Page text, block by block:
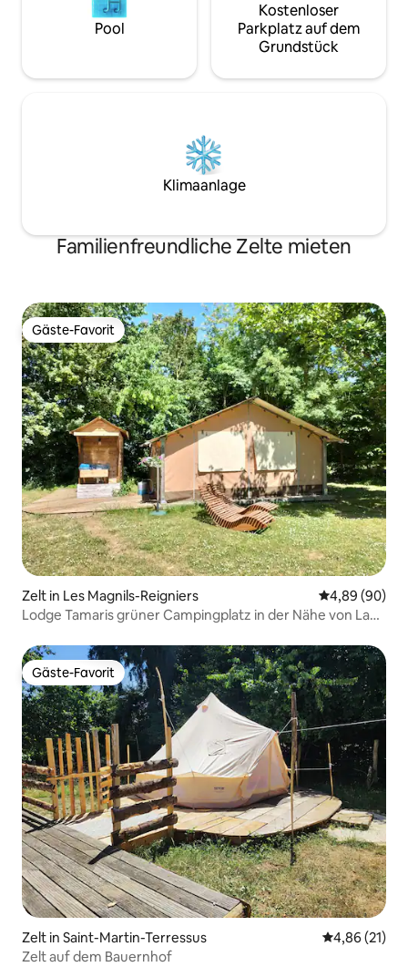
Pool
Kostenloser
Parkplatz auf dem
Grundstück
Klimaanlage
Familienfreundliche Zelte mieten
Gäste-Favorit
Gäste-Favorit
Zelt in Les Magnils-Reigniers
4,89 (90)
Lodge Tamaris grüner Campingplatz in der Nähe von La
Gäste-Favorit
Gäste-Favorit
Zelt in Saint-Martin-Terressus
4,86 (21)
Zelt auf dem Bauernhof